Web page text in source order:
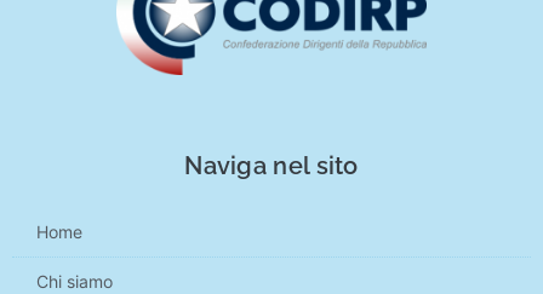
Naviga nel sito
Home
Chi siamo